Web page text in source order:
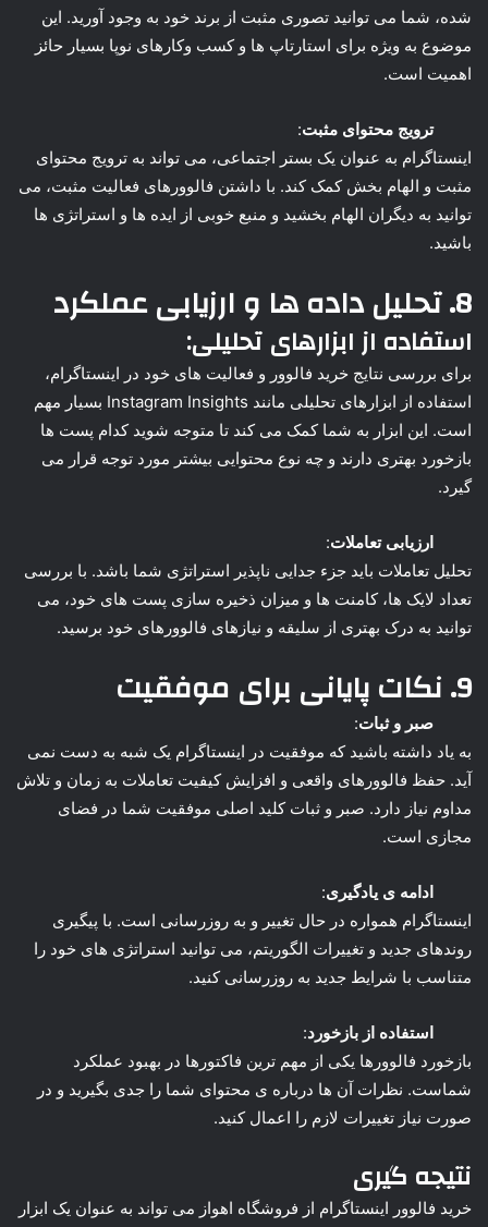
شده، شما می توانید تصوری مثبت از برند خود به وجود آورید. این
موضوع به ویژه برای استارتاپ ها و کسب وکارهای نوپا بسیار حائز
اهمیت است.
ترویج محتوای مثبت:
اینستاگرام به عنوان یک بستر اجتماعی، می تواند به ترویج محتوای
مثبت و الهام بخش کمک کند. با داشتن فالوورهای فعالیت مثبت، می
توانید به دیگران الهام بخشید و منبع خوبی از ایده ها و استراتژی ها
باشید.
8. تحلیل داده ها و ارزیابی عملکرد
استفاده از ابزارهای تحلیلی:
برای بررسی نتایج خرید فالوور و فعالیت های خود در اینستاگرام،
استفاده از ابزارهای تحلیلی مانند Instagram Insights بسیار مهم
است. این ابزار به شما کمک می کند تا متوجه شوید کدام پست ها
بازخورد بهتری دارند و چه نوع محتوایی بیشتر مورد توجه قرار می
گیرد.
ارزیابی تعاملات:
تحلیل تعاملات باید جزء جدایی ناپذیر استراتژی شما باشد. با بررسی
تعداد لایک ها، کامنت ها و میزان ذخیره سازی پست های خود، می
توانید به درک بهتری از سلیقه و نیازهای فالوورهای خود برسید.
9. نکات پایانی برای موفقیت
صبر و ثبات:
به یاد داشته باشید که موفقیت در اینستاگرام یک شبه به دست نمی
آید. حفظ فالوورهای واقعی و افزایش کیفیت تعاملات به زمان و تلاش
مداوم نیاز دارد. صبر و ثبات کلید اصلی موفقیت شما در فضای
مجازی است.
ادامه ی یادگیری:
اینستاگرام همواره در حال تغییر و به روزرسانی است. با پیگیری
روندهای جدید و تغییرات الگوریتم، می توانید استراتژی های خود را
متناسب با شرایط جدید به روزرسانی کنید.
استفاده از بازخورد:
بازخورد فالوورها یکی از مهم ترین فاکتورها در بهبود عملکرد
شماست. نظرات آن ها درباره ی محتوای شما را جدی بگیرید و در
صورت نیاز تغییرات لازم را اعمال کنید.
نتیجه گیری
خرید فالوور اینستاگرام از فروشگاه اهواز می تواند به عنوان یک ابزار